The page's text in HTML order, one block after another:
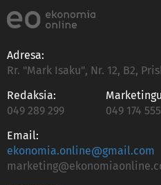
Adresa:
Rr. "Mark Isaku", Nr. 12, B2,
Redaksia:
049 289 299
049 174 555
Email:
ekonomia.online@gmail.com